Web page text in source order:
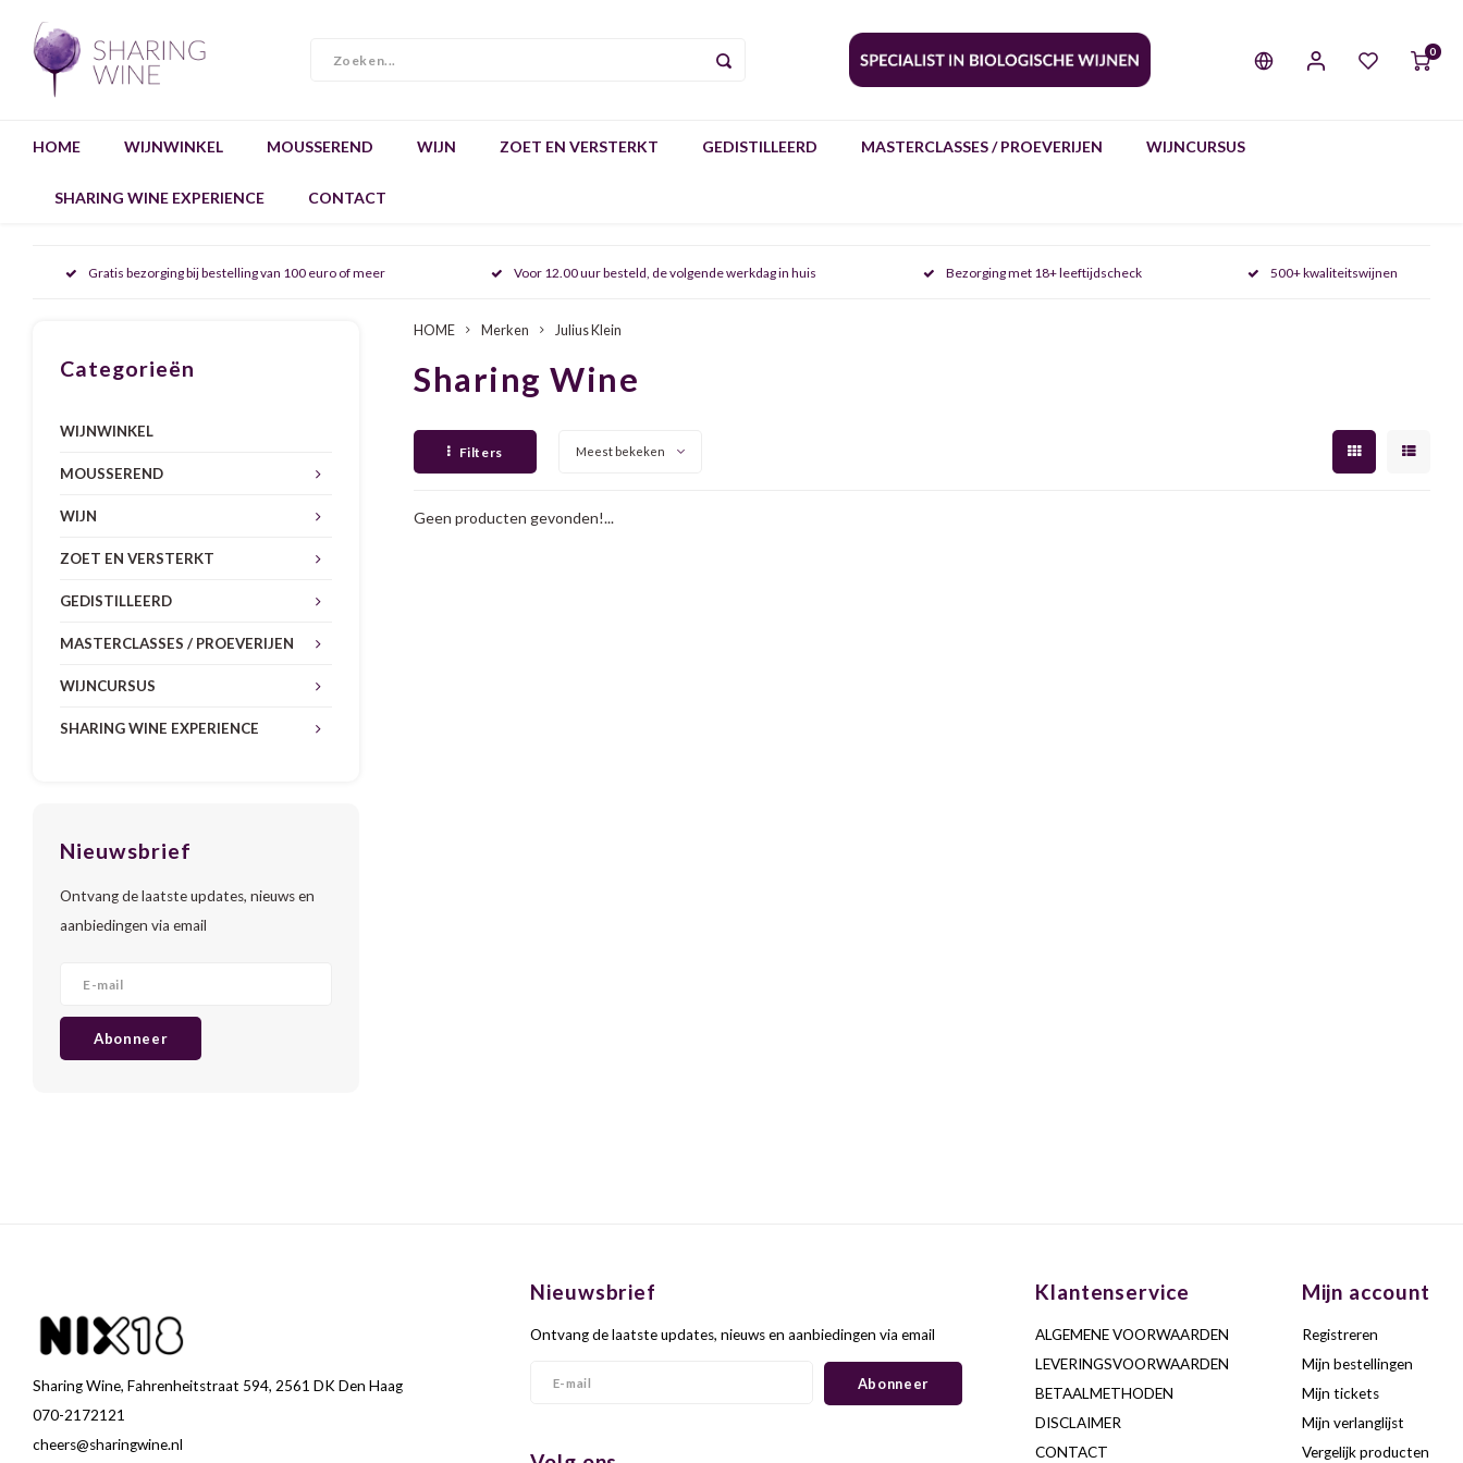
0
HOME WIJNWINKEL MOUSSEREND WIJN ZOET EN VERSTERKT GEDISTILLEERD MASTERCLASSES / PROEVERIJEN WIJNCURSUS
SHARING WINE EXPERIENCE CONTACT
Gratis bezorging bij bestelling van 100 euro of meer Voor 12.00 uur besteld, de volgende werkdag in huis Bezorging met 18+ leeftijdscheck 500+ kwaliteitswijnen
Categorieën
WIJNWINKEL
MOUSSEREND
WIJN
ZOET EN VERSTERKT
GEDISTILLEERD
MASTERCLASSES / PROEVERIJEN
WIJNCURSUS
SHARING WINE EXPERIENCE
Nieuwsbrief
Ontvang de laatste updates, nieuws en
aanbiedingen via email
Abonneer
HOME Merken Julius Klein
Sharing Wine
Filters Meest bekeken
Geen producten gevonden!...
Sharing Wine, Fahrenheitstraat 594, 2561 DK Den Haag
070-2172121
cheers@sharingwine.nl
Nieuwsbrief
Ontvang de laatste updates, nieuws en aanbiedingen via email
Abonneer
Klantenservice
ALGEMENE VOORWAARDEN
LEVERINGSVOORWAARDEN
BETAALMETHODEN
DISCLAIMER
CONTACT
Mijn account
Registreren
Mijn bestellingen
Mijn tickets
Mijn verlanglijst
Vergelijk producten